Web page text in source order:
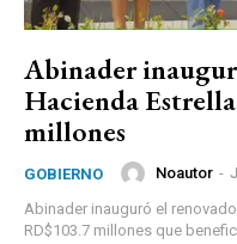
Abinader
Hacienda
millones
GOBIERNO Noautor -
Abinader inauguró el
RD$103.7 millones que